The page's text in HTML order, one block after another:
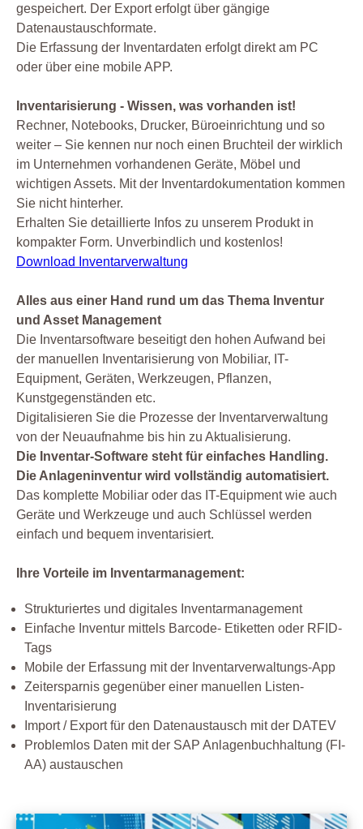
gespeichert. Der Export erfolgt über gängige
Datenaustauschformate.
Die Erfassung der Inventardaten erfolgt direkt am PC
oder über eine mobile APP.
Inventarisierung - Wissen, was vorhanden ist!
Rechner, Notebooks, Drucker, Büroeinrichtung und so
weiter – Sie kennen nur noch einen Bruchteil der wirklich
im Unternehmen vorhandenen Geräte, Möbel und
wichtigen Assets. Mit der Inventardokumentation kommen
Sie nicht hinterher.
Erhalten Sie detaillierte Infos zu unserem Produkt in
kompakter Form. Unverbindlich und kostenlos!
Download Inventarverwaltung
Alles aus einer Hand rund um das Thema Inventur
und Asset Management
Die Inventarsoftware beseitigt den hohen Aufwand bei
der manuellen Inventarisierung von Mobiliar, IT-
Equipment, Geräten, Werkzeugen, Pflanzen,
Kunstgegenständen etc.
Digitalisieren Sie die Prozesse der Inventarverwaltung
von der Neuaufnahme bis hin zu Aktualisierung.
Die Inventar-Software steht für einfaches Handling.
Die Anlageninventur wird vollständig automatisiert.
Das komplette Mobiliar oder das IT-Equipment wie auch
Geräte und Werkzeuge und auch Schlüssel werden
einfach und bequem inventarisiert.
Ihre Vorteile im Inventarmanagement:
Strukturiertes und digitales Inventarmanagement
Einfache Inventur mittels Barcode- Etiketten oder RFID-
Tags
Mobile der Erfassung mit der Inventarverwaltungs-App
Zeitersparnis gegenüber einer manuellen Listen-
Inventarisierung
Import / Export für den Datenaustausch mit der DATEV
Problemlos Daten mit der SAP Anlagenbuchhaltung (FI-
AA) austauschen